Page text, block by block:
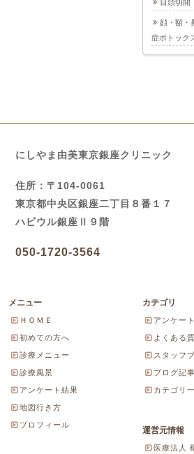
目頭切開
顔・額・
症ボトック
にしやま由美東京銀座クリニック
住所：〒104-0061
東京都中央区銀座二丁目８番１７
ハビウル銀座Ⅱ９階
050-1720-3564
メニュー
ＨＯＭＥ
初めての方へ
診療メニュー
診療風景
アンケート結果
地図行き方
プロフィール
カテゴリ
アンケー
よくある
スタッフ
ブログ記
カテゴリ
運営元情報
医療法人